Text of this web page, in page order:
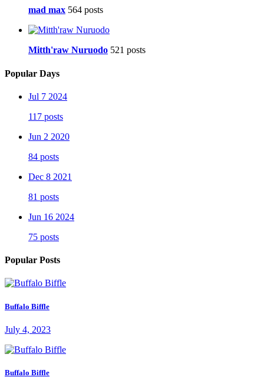
mad max 564 posts
Mitth'raw Nuruodo 521 posts
Popular Days
Jul 7 2024
117 posts
Jun 2 2020
84 posts
Dec 8 2021
81 posts
Jun 16 2024
75 posts
Popular Posts
Buffalo Biffle
July 4, 2023
Buffalo Biffle